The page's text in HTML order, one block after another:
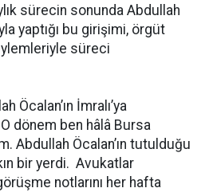
sürecin sonunda Abdullah
yaptığı bu girişimi, örgüt
süreci
Öcalan’ın İmralı’ya
dönem ben hâlâ Bursa
Abdullah Öcalan’ın tutulduğu
bir yerdi. Avukatlar
notlarını her hafta